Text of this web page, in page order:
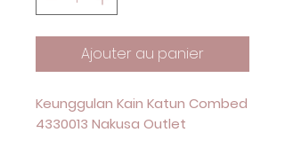
Ajouter au panier
Keunggulan Kain Katun Combed
4330013 Nakusa Outlet